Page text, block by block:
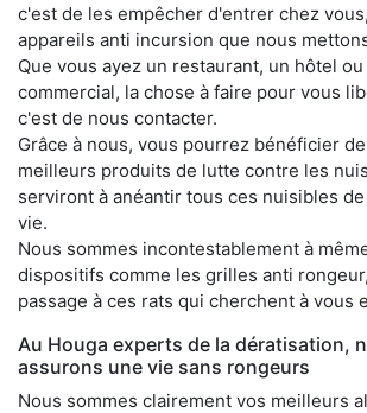
c'est de les empêcher d'entrer chez
appareils anti incursion que nous
Que vous ayez un restaurant, un hôtel
commercial, la chose à faire pour vous
c'est de nous contacter.
Grâce à nous, vous pourrez bénéficier
meilleurs produits de lutte contre les
serviront à anéantir tous ces nuisibles
vie.
Nous sommes incontestablement à
dispositifs comme les grilles anti
passage à ces rats qui cherchent à vous
Au Houga experts de la dératisation,
assurons une vie sans rongeurs
Nous sommes clairement vos meilleurs